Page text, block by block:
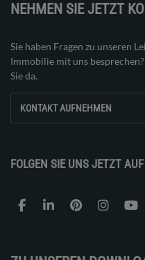
NEHMEN SIE JETZT
Sie haben Fragen zu unseren
Immobilie mit uns
Sie da.
KONTAKT AUFNEHMEN
FOLGEN SIE UNS JETZT AUF